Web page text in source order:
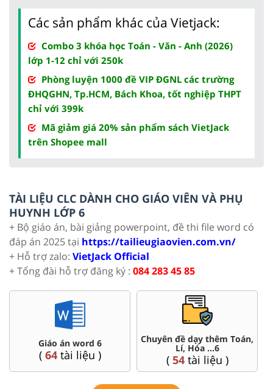
Các sản phẩm khác của Vietjack:
Combo 3 khóa học Toán - Văn - Anh (2026)
lớp 1-12 chỉ với 250k
Phòng luyện 1000 đề VIP ĐGNL các trường
ĐHQGHN, Tp.HCM, Bách Khoa, tốt nghiệp THPT
chỉ với 399k
Mã giảm giá 20% sản phẩm sách VietJack
trên Shopee mall
TÀI LIỆU CLC DÀNH CHO GIÁO VIÊN VÀ PHỤ
HUYNH LỚP 6
+ Bộ giáo án, bài giảng powerpoint, đề thi file word có
đáp án 2025 tại https://tailieugiaovien.com.vn/
+ Hỗ trợ zalo: VietJack Official
+ Tổng đài hỗ trợ đăng ký : 084 283 45 85
Đề thi HSG 6
(4tài liệu )
Trắc nghiệm đúng sai 6
( 26tài liệu )